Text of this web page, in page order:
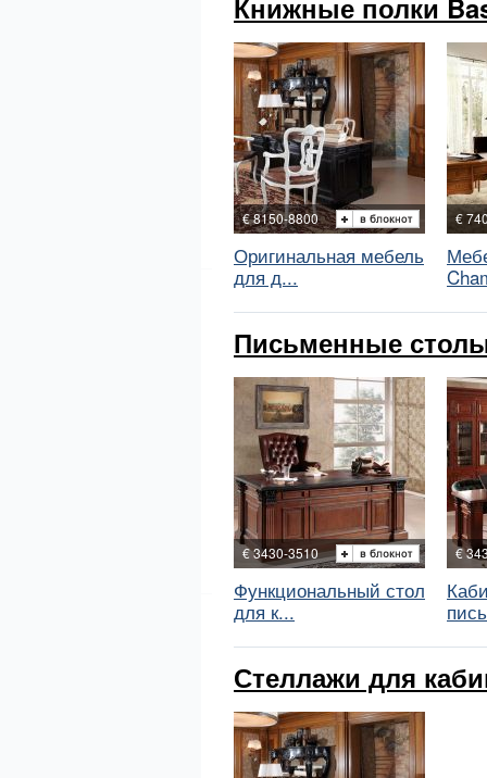
Книжные полки
€ 8150-8800
Оригинальная мебель
для д...
€
Письменные
€ 3430-3510
Функциональный стол
для к...
€
Стеллажи для